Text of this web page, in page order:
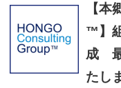
【
™】
成 最
たし